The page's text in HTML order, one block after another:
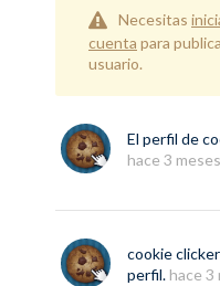
Necesitas
cuenta para
usuario.
El perfil de
hace 3 meses
cookie clicker
perfil. hace 3